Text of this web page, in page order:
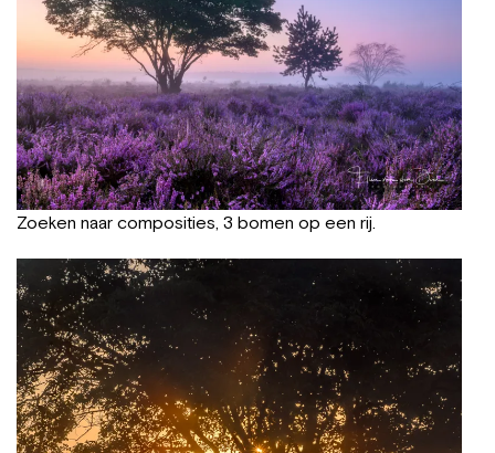
Zoeken naar composities, 3 bomen op een rij.